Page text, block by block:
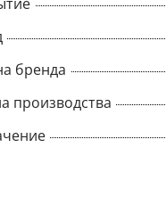
бренда
производства